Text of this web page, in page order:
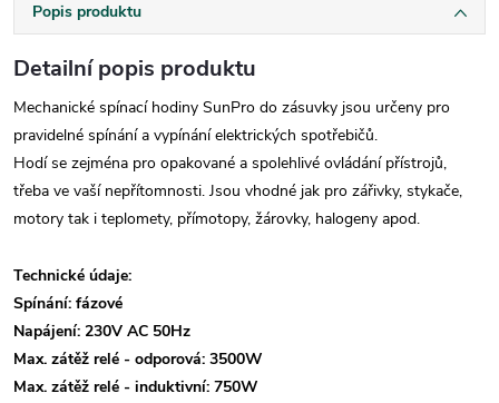
Popis produktu
Detailní popis produktu
Mechanické spínací hodiny SunPro do zásuvky jsou určeny pro
pravidelné spínání a vypínání elektrických spotřebičů.
Hodí se zejména pro opakované a spolehlivé ovládání přístrojů,
třeba ve vaší nepřítomnosti. Jsou vhodné jak pro zářivky, stykače,
motory tak i teplomety, přímotopy, žárovky, halogeny apod.
Technické údaje:
Spínání: fázové
Napájení: 230V AC 50Hz
Max. zátěž relé - odporová: 3500W
Max. zátěž relé - induktivní: 750W